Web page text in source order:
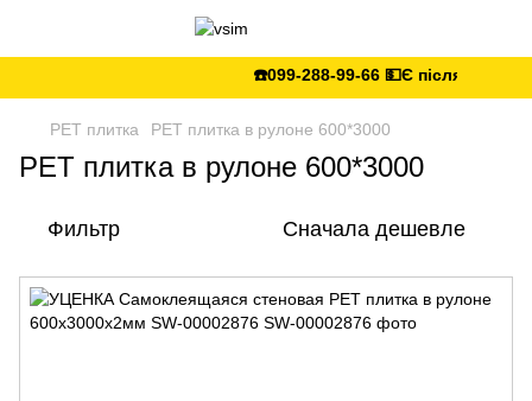
☎️099-288-99-66 💵Є післяплата 🚛Укр/
PЕT плитка PET плитка в рулоне 600*3000
PET плитка в рулоне 600*3000
Фильтр Сначала дешевле